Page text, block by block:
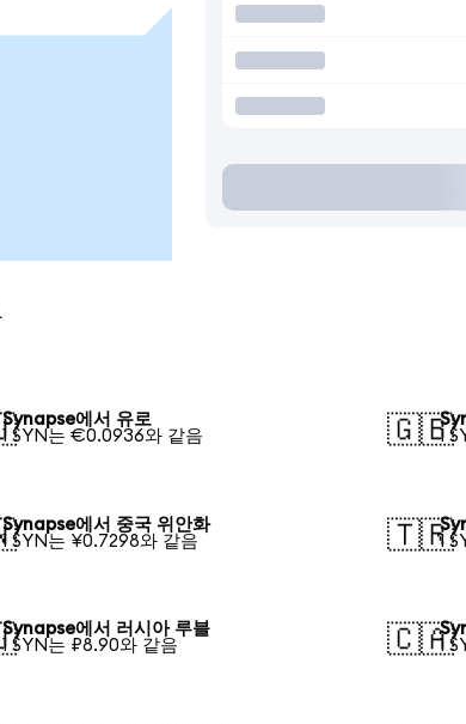
Synapse에서 유로
1 SYN는 €0.0936와 같음
🇬🇧
1
Synapse에서 중국 위안화
1 SYN는 ¥0.7298와 같음
🇹🇷
1
Synapse에서 러시아 루블
1 SYN는 ₽8.90와 같음
🇨🇦
1